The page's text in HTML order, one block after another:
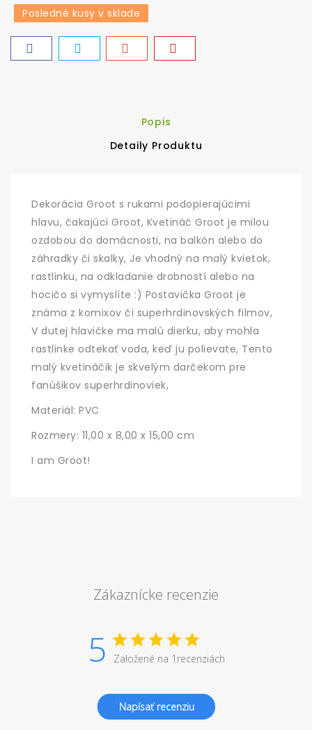
Posledné kusy v sklade
Popis
Detaily Produktu
Dekorácia Groot s rukami podopierajúcimi
hlavu, čakajúci Groot, Kvetináč Groot je milou
ozdobou do domácnosti, na balkón alebo do
záhradky či skalky, Je vhodný na malý kvietok,
rastlinku, na odkladanie drobností alebo na
hocičo si vymyslíte :) Postavička Groot je
známa z komixov či superhrdinovských filmov,
V dutej hlavičke ma malú dierku, aby mohla
rastlinke odtekať voda, keď ju polievate, Tento
malý kvetináčik je skvelým darčekom pre
fanúšikov superhrdinoviek,
Materiál: PVC
Rozmery: 11,00 x 8,00 x 15,00 cm
I am Groot!
Zákaznícke recenzie
5 Založené na 1recenziách
Napísať recenziu